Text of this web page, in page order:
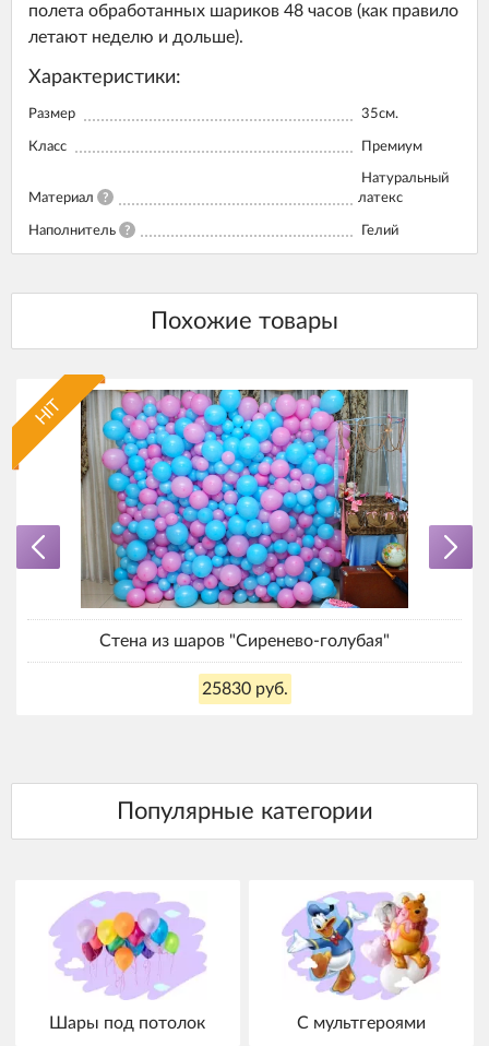
полета обработанных шариков 48 часов (как правило
летают неделю и дольше).
Характеристики:
Размер 35см.
Класс Премиум
Материал ?
Натуральный
латекс
Наполнитель ? Гелий
HIT
Стена из шаров "Сиренево-голубая"
25830 руб.
Шары под потолок С мультгероями